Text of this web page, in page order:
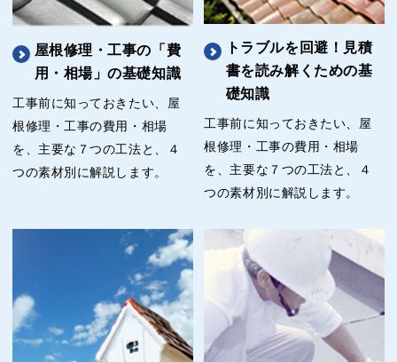
屋根修理・工事の「費
用・相場」の基礎知識
工事前に知っておきたい、屋
根修理・工事の費用・相場
を、主要な７つの工法と、４
つの素材別に解説します。
トラブルを回避！見積
書を読み解くための基
礎知識
工事前に知っておきたい、屋
根修理・工事の費用・相場
を、主要な７つの工法と、４
つの素材別に解説します。